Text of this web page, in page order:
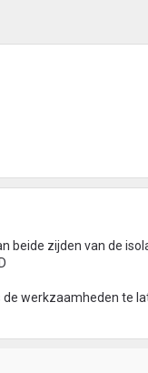
beide zijden van de
werkzaamheden te